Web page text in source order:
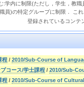
学内に制限(ただし，学生，教
員)の特定グループに制限． こ
登録されているコンテ
程 / 2010/Sub-Course of
コース/学士課程 / 2010/Sub-
程 / 2010/Sub-Course of